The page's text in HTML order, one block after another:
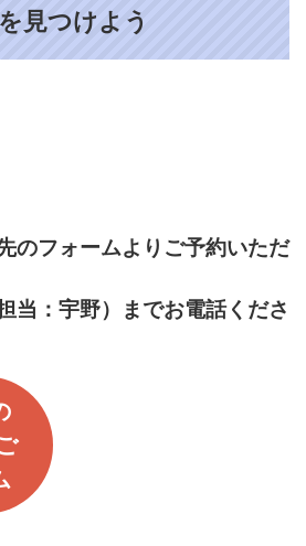
見つけよう
のフォームよりご予約いただ
担当：宇野）までお電話くださ